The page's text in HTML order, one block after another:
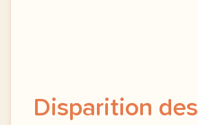
Disparition des